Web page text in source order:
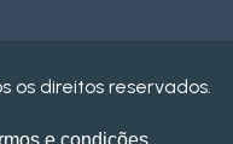
os direitos reservados.
e condições